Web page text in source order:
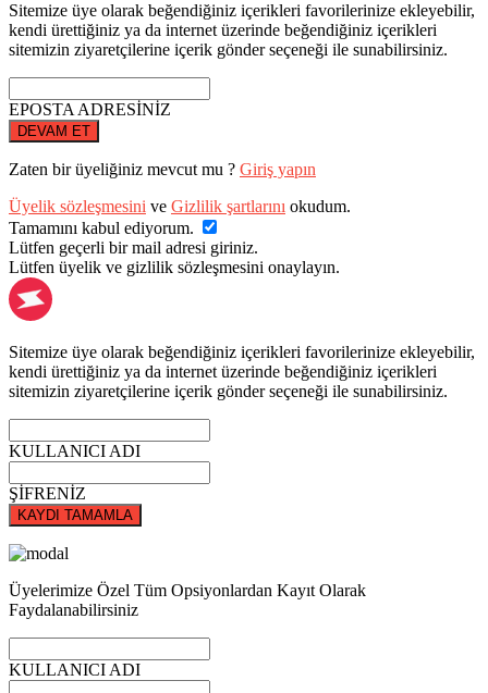
Sitemize üye olarak beğendiğiniz içerikleri favorilerinize ekleyebilir,
kendi ürettiğiniz ya da internet üzerinde beğendiğiniz içerikleri
sitemizin ziyaretçilerine içerik gönder seçeneği ile sunabilirsiniz.
EPOSTA ADRESİNİZ
DEVAM ET
Zaten bir üyeliğiniz mevcut mu ? Giriş yapın
Üyelik sözleşmesini ve Gizlilik şartlarını okudum.
Tamamını kabul ediyorum.
Lütfen geçerli bir mail adresi giriniz.
Lütfen üyelik ve gizlilik sözleşmesini onaylayın.
Sitemize üye olarak beğendiğiniz içerikleri favorilerinize ekleyebilir,
kendi ürettiğiniz ya da internet üzerinde beğendiğiniz içerikleri
sitemizin ziyaretçilerine içerik gönder seçeneği ile sunabilirsiniz.
KULLANICI ADI
ŞİFRENİZ
KAYDI TAMAMLA
Üyelerimize Özel Tüm Opsiyonlardan Kayıt Olarak
Faydalanabilirsiniz
KULLANICI ADI